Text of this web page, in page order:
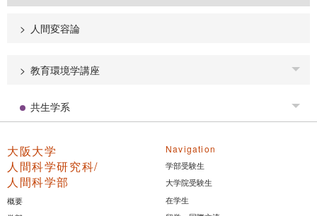
人間変容論
教育環境学講座
共生学系
大阪大学
人間科学研究科/
人間科学部
概要
Navigation
学部受験生
大学院受験生
在学生